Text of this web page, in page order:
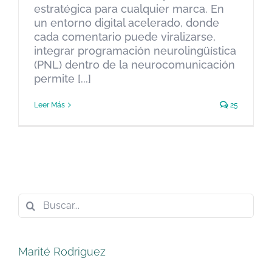
estratégica para cualquier marca. En
un entorno digital acelerado, donde
cada comentario puede viralizarse,
integrar programación neurolingüística
(PNL) dentro de la neurocomunicación
permite [...]
Leer Más 25
Buscar:
Marité Rodriguez